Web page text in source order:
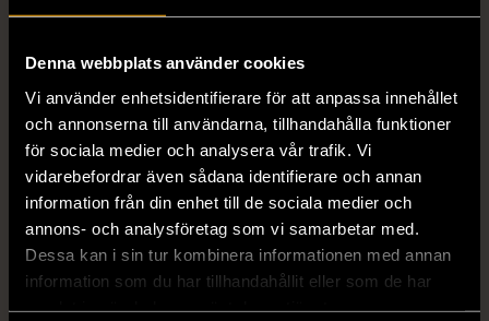
Denna webbplats använder cookies
Vi använder enhetsidentifierare för att anpassa innehållet
och annonserna till användarna, tillhandahålla funktioner
för sociala medier och analysera vår trafik. Vi
vidarebefordrar även sådana identifierare och annan
information från din enhet till de sociala medier och
annons- och analysföretag som vi samarbetar med.
Dessa kan i sin tur kombinera informationen med annan
information som du har tillhandahållit eller som de har